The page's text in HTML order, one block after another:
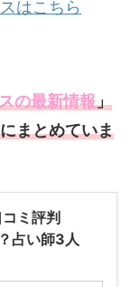
はこちら
の最新情報」
まとめていま
ミ評判
占い師3人